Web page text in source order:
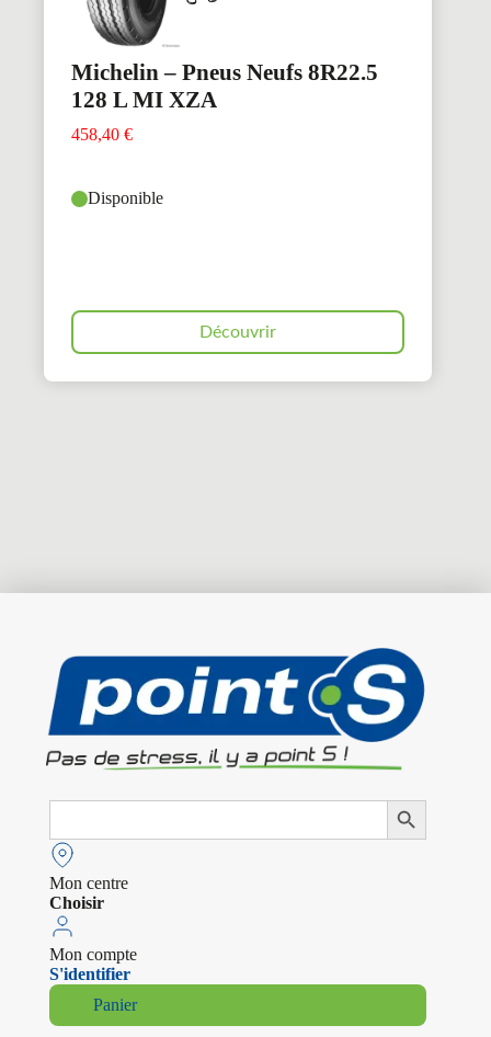
Michelin – Pneus Neufs 8R22.5
128 L MI XZA
458,40 €
Disponible
Découvrir
Search
Search Button
Mon centre
Choisir
Mon compte
S'identifier
Panier